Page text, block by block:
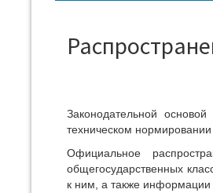
Законодательной
техническом нормировании
Официальное
общегосударственных
к ним, а также информации